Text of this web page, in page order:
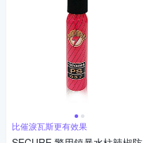
比催淚瓦斯更有效果